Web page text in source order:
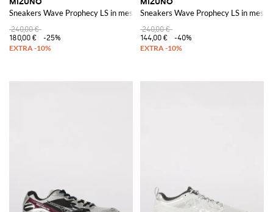
Sneakers Wave Prophecy LS in mesh e gomma
240,00 €
180,00 €
-25%
Sneakers Wave Prophecy LS in
240,00 €
144,00 €
-40%